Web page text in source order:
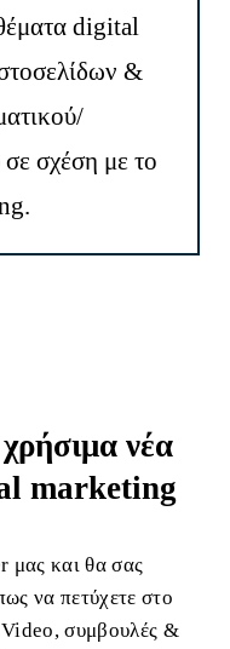
digital
&
σχέση με το
νέα
marketing
μας και θα σας
να πετύχετε στο
συμβουλές &